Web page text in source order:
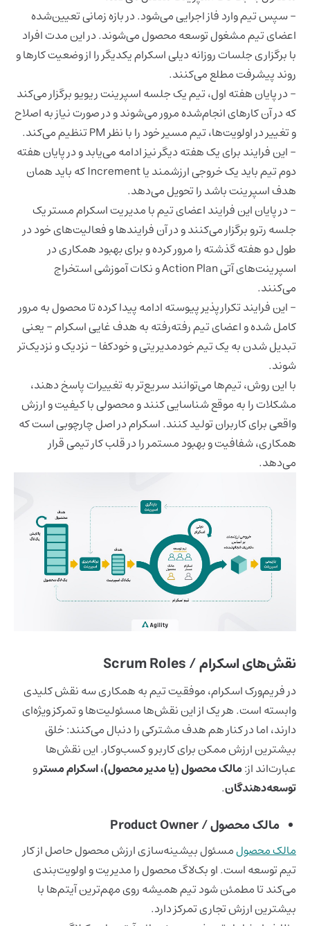
- سپس تیم وارد فاز اجرایی می‌شود. در بازه زمانی تعیین‌شده
اعضای تیم مشغول توسعه محصول می‌شوند. در این مدت افراد
با برگزاری جلسات روزانه دیلی اسکرام یکدیگر را از وضعیت کارها و
روند پیشرفت مطلع می‌کنند.
- در پایان هفته اول، تیم یک جلسه اسپرینت ریویو برگزار می‌کند
که در آن کارهای انجام‌شده مرور می‌شوند و در صورت نیاز به اصلاح
و تغییر در اولویت‌ها، تیم مسیر خود را با نظر PM تنظیم می‌کند.
- این فرایند برای یک هفته دیگر نیز ادامه می‌یابد و در پایان هفته
دوم تیم باید یک خروجی ارزشمند یا Increment که باید همان
هدف اسپرینت باشد را تحویل می‌دهد.
- در پایان این فرایند اعضای تیم با مدیریت اسکرام مستر یک
جلسه رترو برگزار می‌کنند و در آن فرایندها و فعالیت‌های خود در
طول دو هفته گذشته را مرور کرده و برای بهبود همکاری در
اسپرینت‌های آتی Action Plan و نکات آموزشی استخراج
می‌کنند.
- این فرایند تکرارپذیر پیوسته ادامه پیدا کرده تا محصول به مرور
کامل شده و اعضای تیم رفته‌رفته به هدف غایی اسکرام - یعنی
تبدیل شدن به یک تیم خودمدیریتی و خودکفا - نزدیک و نزدیک‌تر
شوند.
با این روش، تیم‌ها می‌توانند سریع‌تر به تغییرات پاسخ دهند،
مشکلات را به موقع شناسایی کنند و محصولی با کیفیت و ارزش
واقعی برای کاربران تولید کنند. اسکرام در اصل چارچوبی است که
همکاری، شفافیت و بهبود مستمر را در قلب کار تیمی قرار
می‌دهد.
نقش‌های اسکرام / Scrum Roles
در فریم‌ورک اسکرام، موفقیت تیم به همکاری سه نقش کلیدی
وابسته است. هر یک از این نقش‌ها مسئولیت‌ها و تمرکز ویژه‌ای
دارند، اما در کنار هم هدف مشترکی را دنبال می‌کنند: خلق
بیشترین ارزش ممکن برای کاربر و کسب‌وکار. این نقش‌ها
عبارت‌اند از:مالک محصول (یا مدیر محصول)، اسکرام مسترو
توسعه‌دهندگان.
مالک محصول / Product Owner
مالک محصولمسئول بیشینه‌سازی ارزش محصول حاصل از کار
تیم توسعه است. او بک‌لاگ محصول را مدیریت و اولویت‌بندی
می‌کند تا مطمئن شود تیم همیشه روی مهم‌ترین آیتم‌ها با
بیشترین ارزش تجاری تمرکز دارد.